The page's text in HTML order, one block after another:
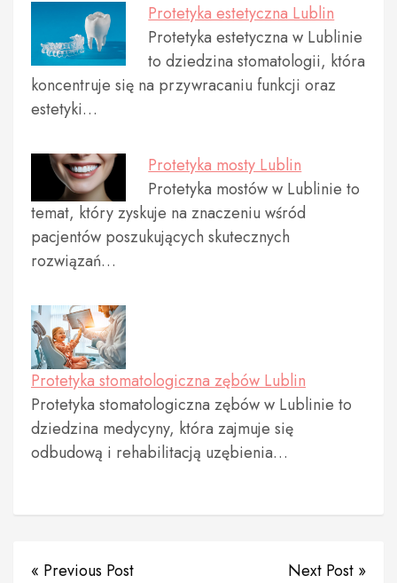
Protetyka estetyczna Lublin
Protetyka estetyczna w Lublinie
to dziedzina stomatologii, która
koncentruje się na przywracaniu funkcji oraz
estetyki…
Protetyka mosty Lublin
Protetyka mostów w Lublinie to
temat, który zyskuje na znaczeniu wśród
pacjentów poszukujących skutecznych
rozwiązań…
Protetyka stomatologiczna zębów Lublin
Protetyka stomatologiczna zębów w Lublinie to
dziedzina medycyny, która zajmuje się
odbudową i rehabilitacją uzębienia…
« Previous Post Next Post »